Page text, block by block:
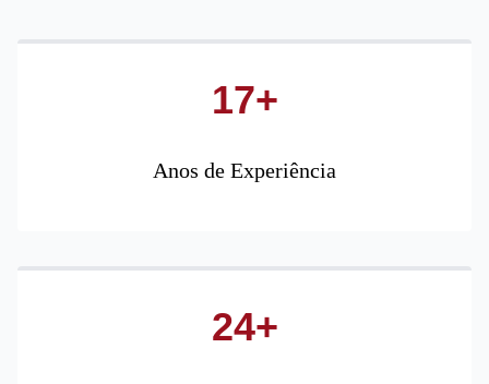
17+
Anos de Experiência
24+